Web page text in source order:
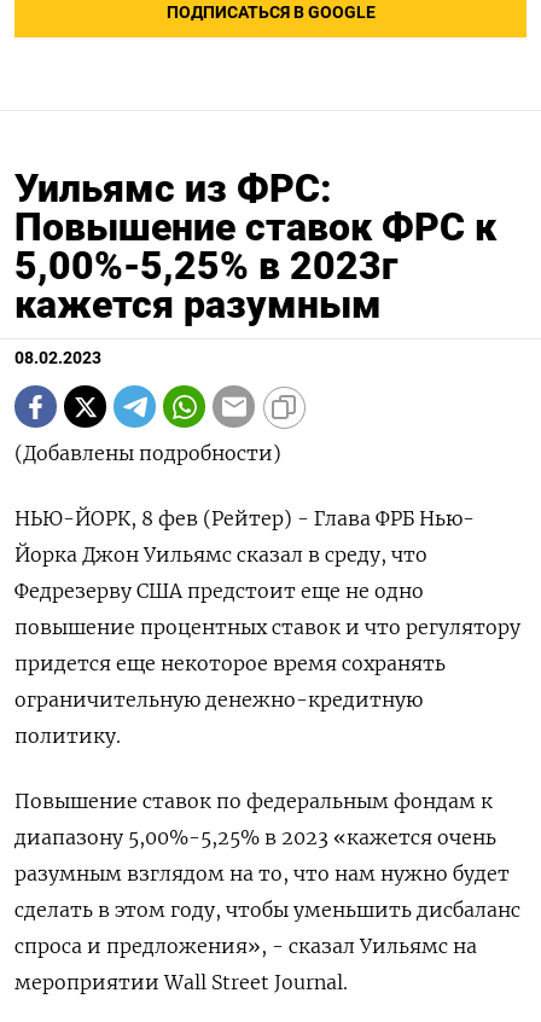
ПОДПИСАТЬСЯ В GOOGLE
Уильямс из ФРС:
Повышение ставок ФРС к
5,00%-5,25% в 2023г
кажется разумным
08.02.2023
(Добавлены подробности)
НЬЮ-ЙОРК, 8 фев (Рейтер) - Глава ФРБ Нью-
Йорка Джон Уильямс сказал в среду, что
Федрезерву США предстоит еще не одно
повышение процентных ставок и что регулятору
придется еще некоторое время сохранять
ограничительную денежно-кредитную
политику.
Повышение ставок по федеральным фондам к
диапазону 5,00%-5,25% в 2023 «кажется очень
разумным взглядом на то, что нам нужно будет
сделать в этом году, чтобы уменьшить дисбаланс
спроса и предложения», - сказал Уильямс на
мероприятии Wall Street Journal.